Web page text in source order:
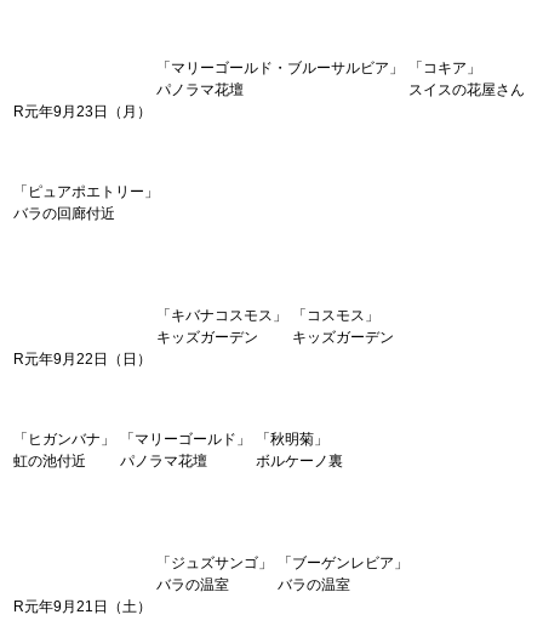
R元年9月23日（月）
「マリーゴールド・ブルーサルビア」
パノラマ花壇
「コキア」
スイスの花屋さん
「ピュアポエトリー」
バラの回廊付近
R元年9月22日（日）
「キバナコスモス」
キッズガーデン
「コスモス」
キッズガーデン
「ヒガンバナ」
虹の池付近
「マリーゴールド」
パノラマ花壇
「秋明菊」
ボルケーノ裏
R元年9月21日（土）
「ジュズサンゴ」
バラの温室
「ブーゲンレビア」
バラの温室